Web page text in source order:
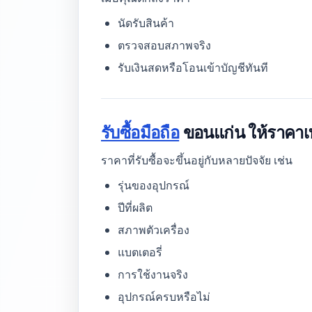
นัดรับสินค้า
ตรวจสอบสภาพจริง
รับเงินสดหรือโอนเข้าบัญชีทันที
รับซื้อมือถือขอนแก่น ให้ราคา
ราคาที่รับซื้อจะขึ้นอยู่กับหลายปัจจัย เช่น
รุ่นของอุปกรณ์
ปีที่ผลิต
สภาพตัวเครื่อง
แบตเตอรี่
การใช้งานจริง
อุปกรณ์ครบหรือไม่